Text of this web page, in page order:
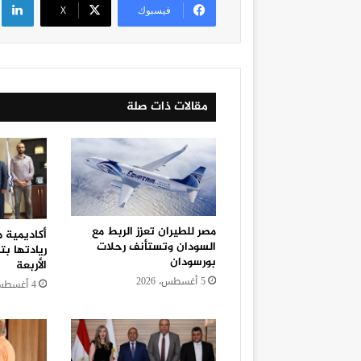
فيسبوك ‫X
مقالات ذات صلة
مصر للطيران تعزز الربط مع
السودان وتستأنف رحلات
بورسودان
5 أغسطس، 2026
الأربعة
4 أغسطس، 2026